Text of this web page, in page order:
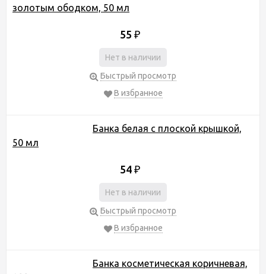
золотым ободком, 50 мл
55 ₽
Нет в наличии
Быстрый просмотр
В избранное
Банка белая с плоской крышкой,
50 мл
54 ₽
Нет в наличии
Быстрый просмотр
В избранное
Банка косметическая коричневая,